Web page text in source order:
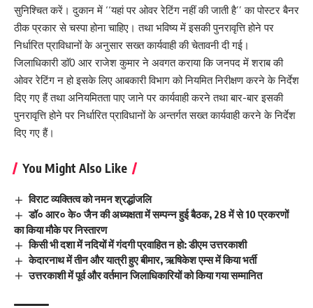
सुनिश्चित करें। दुकान में ‘‘यहां पर ओवर रेटिंग नहीं की जाती है’’ का पोस्टर बैनर
ठीक प्रकार से चस्पा होना चाहिए। तथा भविष्य में इसकी पुनरावृत्ति होने पर
निर्धारित प्राविधानों के अनुसार सख्त कार्यवाही की चेतावनी दी गई।
जिलाधिकारी डाॅ0 आर राजेश कुमार ने अवगत कराया कि जनपद में शराब की
ओवर रेटिंग न हो इसके लिए आबकारी विभाग को नियमित निरीक्षण करने के निर्देश
दिए गए हैं तथा अनियमितता पाए जाने पर कार्यवाही करने तथा बार-बार इसकी
पुनरावृत्ति होने पर निर्धारित प्राविधानों के अन्तर्गत सख्त कार्यवाही करने के निर्देश
दिए गए हैं।
You Might Also Like
विराट व्यक्तित्व को नमन श्रद्धांजलि
डॉ० आर० के० जैन की अध्यक्षता में सम्पन्न हुई बैठक, 28 में से 10 प्रकरणों
का किया मौके पर निस्तारण
किसी भी दशा में नदियों में गंदगी प्रवाहित न हो: डीएम उत्तरकाशी
केदारनाथ में तीन और यात्री हुए बीमार, ऋषिकेश एम्स में किया भर्ती
उत्तरकाशी में पूर्व और वर्तमान जिलाधिकारियों को किया गया सम्मानित